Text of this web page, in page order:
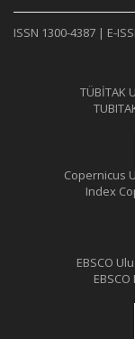
ISSN 1300-4387 | E-
TÜBİTAK
Copernicus
Index
EBSCO